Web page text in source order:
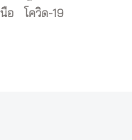
อ โควิด-19